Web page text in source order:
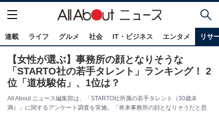
連載 ライフ グルメ 社会 IT・ビジネス エンタメ リサ
【女性が選ぶ】事務所の顔となりそうな
「STARTO社の若手タレント」ランキング！ 2
位「道枝駿佑」、1位は？
All About ニュース編集部は、「STARTO社所属の若手タレント（30歳未
満）」に関するアンケート調査を実施。「将来事務所の顔となりそうだと思